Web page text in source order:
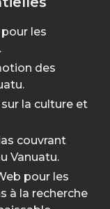
les
des
la culture et
couvrant
Vanuatu.
pour les
à la recherche